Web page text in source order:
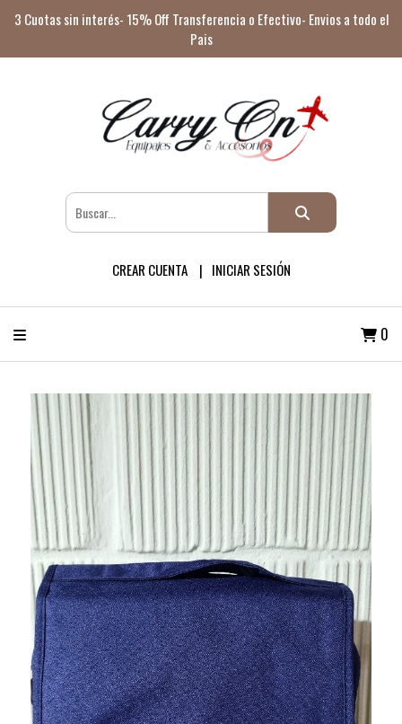
3 Cuotas sin interés- 15% Off Transferencia o Efectivo- Envios a todo el
Pais
CREAR CUENTA INICIAR SESIÓN
0